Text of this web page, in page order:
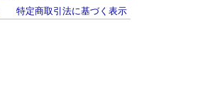
特定商取引法に基づく表示